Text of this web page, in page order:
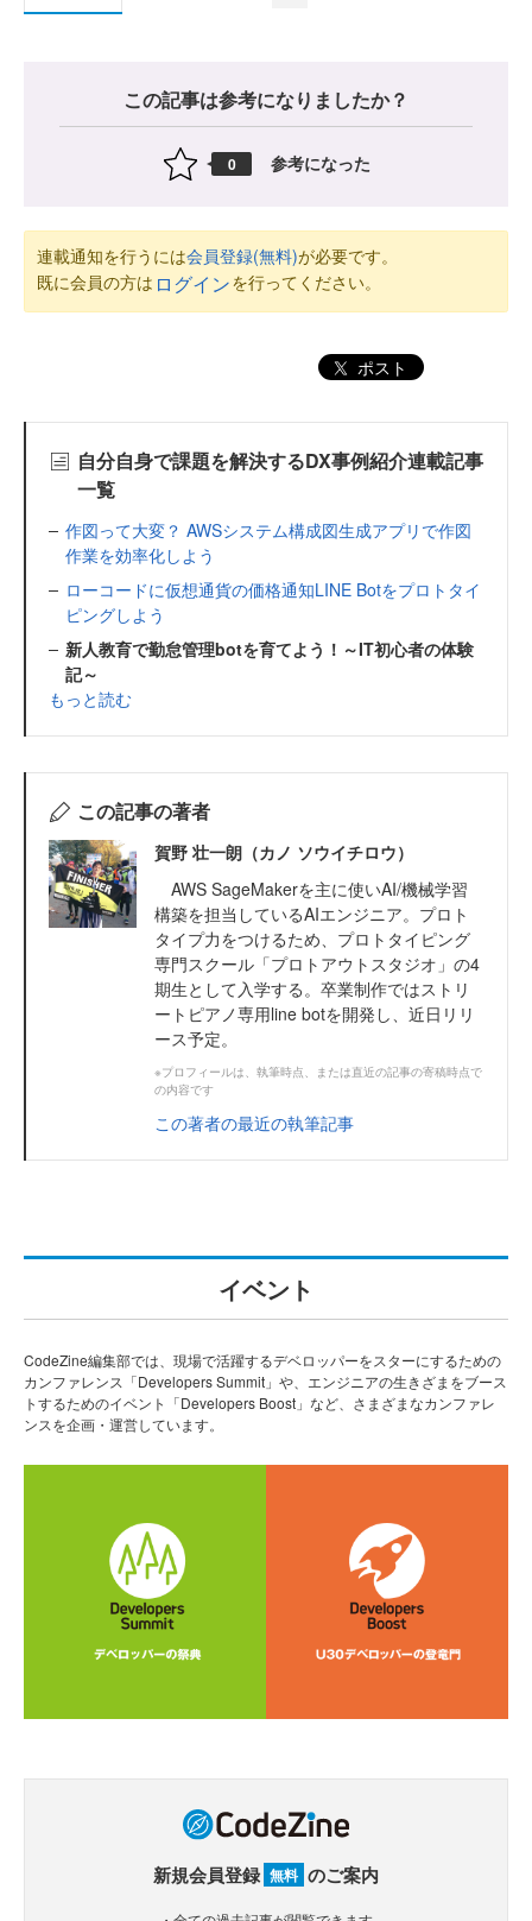
この記事は参考になりましたか？
0 参考になった
連載通知を行うには会員登録(無料)が必要です。
既に会員の方は ログインを行ってください。
ポスト
自分自身で課題を解決するDX事例紹介連載記事
一覧
作図って大変？ AWSシステム構成図生成アプリで作図
作業を効率化しよう
ローコードに仮想通貨の価格通知LINE Botをプロトタイ
ピングしよう
新人教育で勤怠管理botを育てよう！～IT初心者の体験
記～
もっと読む
この記事の著者
賀野 壮一朗（カノ ソウイチロウ）
AWS SageMakerを主に使いAI/機械学習
構築を担当しているAIエンジニア。プロト
タイプ力をつけるため、プロトタイピング
専門スクール「プロトアウトスタジオ」の4
期生として入学する。卒業制作ではストリ
ートピアノ専用line botを開発し、近日リリ
ース予定。
※プロフィールは、執筆時点、または直近の記事の寄稿時点で
の内容です
この著者の最近の執筆記事
イベント
CodeZine編集部では、現場で活躍するデベロッパーをスターにするための
カンファレンス「Developers Summit」や、エンジニアの生きざまをブース
トするためのイベント「Developers Boost」など、さまざまなカンファレ
ンスを企画・運営しています。
新規会員登録 無料 のご案内